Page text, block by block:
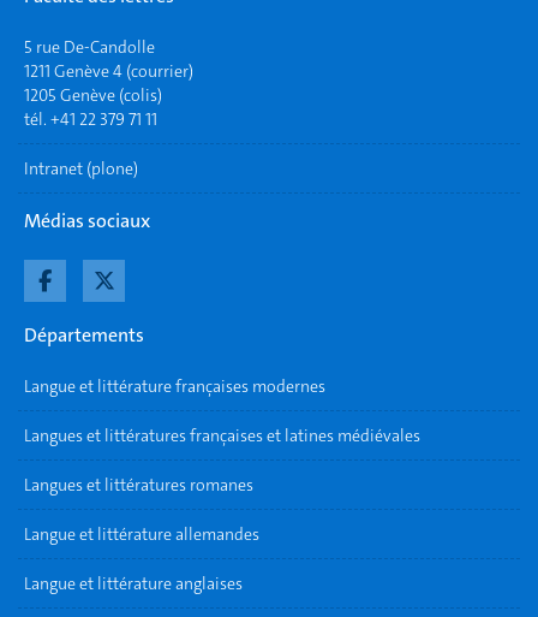
5 rue De-Candolle
1211 Genève 4 (courrier)
1205 Genève (colis)
tél. +41 22 379 71 11
Intranet (plone)
Médias sociaux
Départements
Langue et littérature françaises modernes
Langues et littératures françaises et latines médiévales
Langues et littératures romanes
Langue et littérature allemandes
Langue et littérature anglaises